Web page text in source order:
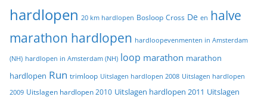
hardlopen 20 km hardlopen Bosloop Cross De en halve
marathon hardlopen hardloopevenmenten in Amsterdam
(NH) hardlopen in Amsterdam (NH) loop marathon marathon
hardlopen Run trimloop Uitslagen hardlopen 2008 Uitslagen hardlopen
2009 Uitslagen hardlopen 2010 Uitslagen hardlopen 2011 Uitslagen